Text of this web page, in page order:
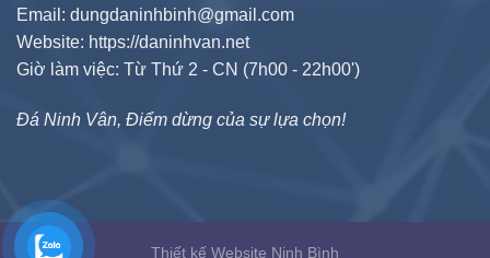
Email: dungdaninhbinh@gmail.com
Website: https://daninhvan.net
Giờ làm việc: Từ Thứ 2 - CN (7h00 - 22h00')
Đá Ninh Vân, Điểm dừng của sự lựa chọn!
Thiết kế Website Ninh Bình